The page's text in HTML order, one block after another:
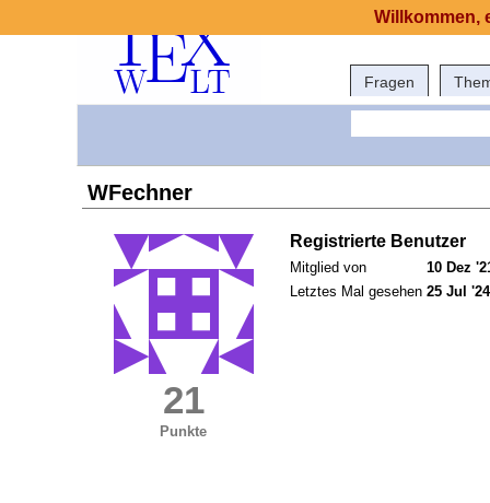
Fragen
WFechner
21
Punkte
Registrierte Benutzer
Mitglied von
10 Dez
Letztes Mal gesehen 25 Jul
Willkommen,